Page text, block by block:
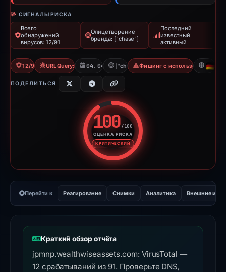
СИГНАЛЫ РИСКА
Всего
обнаружений
вирусов: 12/91
Олицетворение
бренда: ["chase"]
Последний
известный
активный
12/91 VTURLQuery: 2 detections
04.04.2026["chase"]Фишинг с использованием
ПОДЕЛИТЬСЯ
100/100
ОЦЕНКА РИСКА
КРИТИЧЕСКИЙ
Оценка риска: 100 из 100.
Перейти к Реагирование Снимки Аналитика Внешние
Краткий обзор отчёта
jpmnp.wealthwiseassets.com: VirusTotal —
12 срабатываний из 91. Проверьте DNS,